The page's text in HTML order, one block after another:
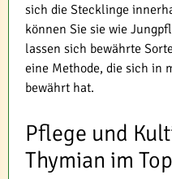
sich die Stecklinge
können Sie sie wie
lassen sich bewährte
eine Methode, die sich in
bewährt hat.
Pflege und
Thymian im